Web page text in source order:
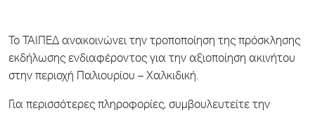
Το ΤΑΙΠΕΔ ανακοινώνει την τροποποίηση της πρόσκλησης
εκδήλωσης ενδιαφέροντος για την αξιοποίηση ακινήτου
στην περιοχή Παλιουρίου – Χαλκιδική.
Για περισσότερες πληροφορίες, συμβουλευτείτε την